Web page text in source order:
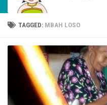
TAGGED: MBAH LOSO